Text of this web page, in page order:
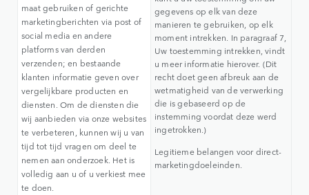
maat gebruiken of gerichte
marketingberichten via post of
social media en andere
platforms van derden
verzenden; en bestaande
klanten informatie geven over
vergelijkbare producten en
diensten. Om de diensten die
wij aanbieden via onze websites
te verbeteren, kunnen wij u van
tijd tot tijd vragen om deel te
nemen aan onderzoek. Het is
volledig aan u of u verkiest mee
te doen.
gegevens op elk van deze
manieren te gebruiken, op elk
moment intrekken. In paragraaf 7,
Uw toestemming intrekken, vindt
u meer informatie hierover. (Dit
recht doet geen afbreuk aan de
wetmatigheid van de verwerking
die is gebaseerd op de
instemming voordat deze werd
ingetrokken.)
Legitieme belangen voor direct-
marketingdoeleinden.